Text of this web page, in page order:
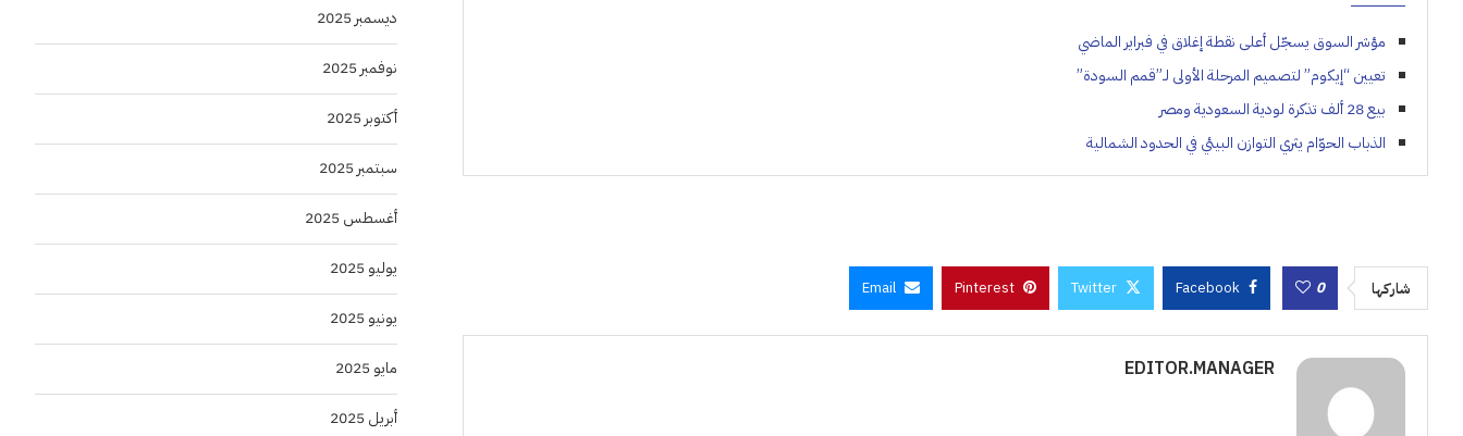
مؤشر السوق يسجّل أعلى نقطة إغلاق في فبراير الماضي
تعيين “إيكوم” لتصميم المرحلة الأولى لـ”قمم السودة”
بيع 28 ألف تذكرة لودية السعودية ومصر
الذباب الحوّام يثري التوازن البيئي في الحدود الشمالية
شاركها 0
Facebook
Twitter
Pinterest
Email
EDITOR.MANAGER
ديسمبر 2025
نوفمبر 2025
أكتوبر 2025
سبتمبر 2025
أغسطس 2025
يوليو 2025
يونيو 2025
مايو 2025
أبريل 2025